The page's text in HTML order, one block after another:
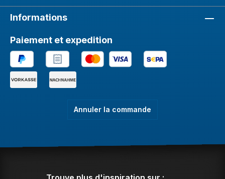
Informations
Paiement et expedition
Annuler la commande